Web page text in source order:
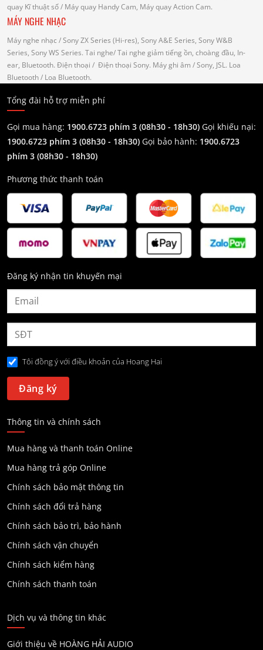
quay Kĩ thuật số/ Máy quay Handy Cam, Máy quay Action Cam.
MÁY NGHE NHẠC
Máy nghe nhạc / Sony ZX Series (Hi-res), Sony A&E Series, Sony W&B
Series, Sony WS Series. Tai nghe/ Tai nghe giảm tiếng ồn, choàng đầu, In-
ear, Bluetooth. Điện thoại / Điện thoại Sony. Máy ghi âm / Sony, JSL. Loa
Bluetooth/ Loa Bluetooth.
Tổng đài hỗ trợ miễn phí
Gọi mua hàng: 1900.6723 phím 3 (08h30 - 18h30) Gọi khiếu nại:
1900.6723 phím 3 (08h30 - 18h30) Gọi bảo hành: 1900.6723
phím 3 (08h30 - 18h30)
Phương thức thanh toán
Đăng ký nhận tin khuyến mại
Tôi đồng ý với điều khoản của Hoang Hai
Thông tin và chính sách
Mua hàng và thanh toán Online
Mua hàng trả góp Online
Chính sách bảo mật thông tin
Chính sách đổi trả hàng
Chính sách bảo trì, bảo hành
Chính sách vận chuyển
Chính sách kiểm hàng
Chính sách thanh toán
Dịch vụ và thông tin khác
Giới thiệu về HOÀNG HẢI AUDIO